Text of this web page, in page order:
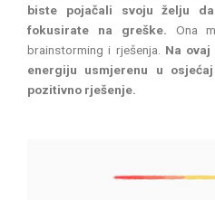
biste pojačali svoju želju
fokusirate na greške. Ona
brainstorming i rješenja. Na
energiju usmjerenu u
pozitivno rješenje.